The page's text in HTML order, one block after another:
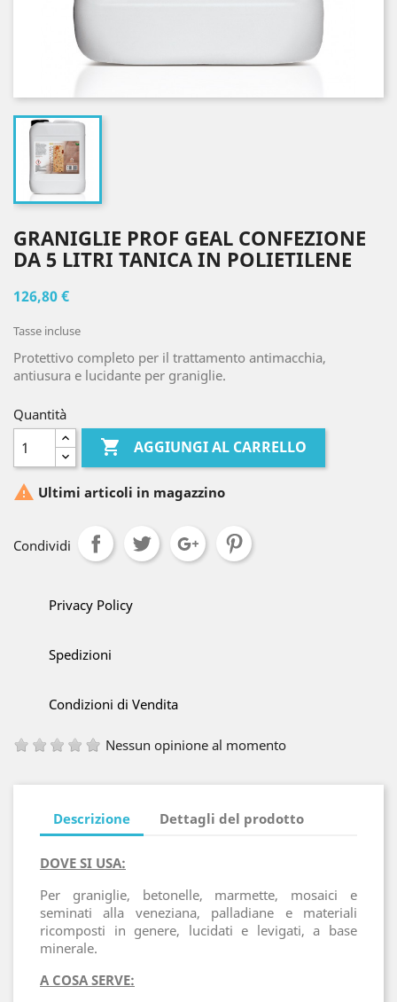
GRANIGLIE PROF GEAL CONFEZIONE
DA 5 LITRI TANICA IN POLIETILENE
126,80 €
Tasse incluse
Protettivo completo per il trattamento antimacchia,
antiusura e lucidante per graniglie.
Quantità
 AGGIUNGI AL CARRELLO
 Ultimi articoli in magazzino
Condividi
Privacy Policy
Spedizioni
Condizioni di Vendita
Nessun opinione al momento
Descrizione Dettagli del prodotto
DOVE SI USA:
Per graniglie, betonelle, marmette, mosaici e
seminati alla veneziana, palladiane e materiali
ricomposti in genere, lucidati e levigati, a base
minerale.
A COSA SERVE: